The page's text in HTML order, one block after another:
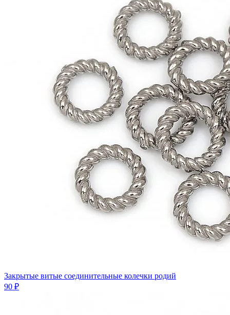
Закрытые витые соединительные колечки родий
90 ₽